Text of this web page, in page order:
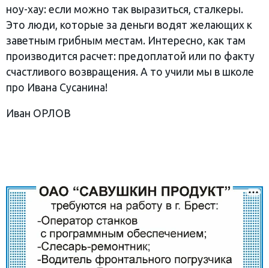
ноу-хау: если можно так выразиться, сталкеры.
Это люди, которые за деньги водят желающих к
заветным грибным местам. Интересно, как там
производится расчет: предоплатой или по факту
счастливого возвращения. А то учили мы в школе
про Ивана Сусанина!
Иван ОРЛОВ